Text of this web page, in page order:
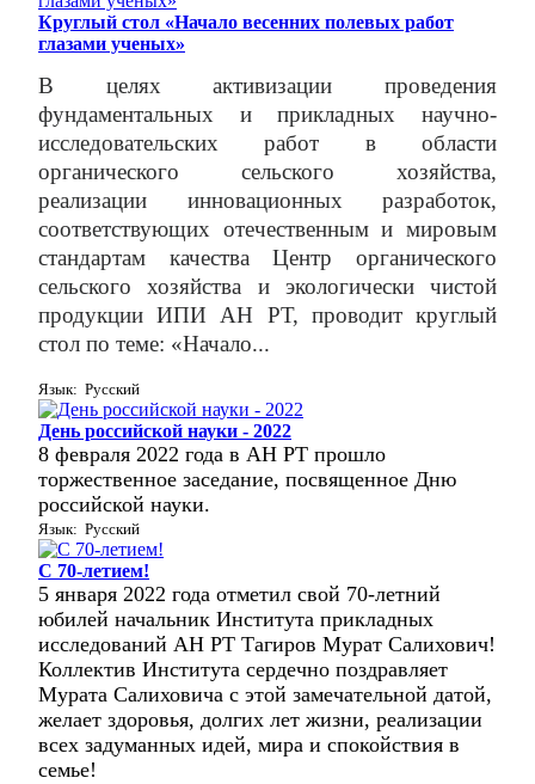
Круглый стол «Начало весенних полевых работ
глазами ученых»
В целях активизации проведения
фундаментальных и прикладных научно-
исследовательских работ в области
органического сельского хозяйства,
реализации инновационных разработок,
соответствующих отечественным и мировым
стандартам качества Центр органического
сельского хозяйства и экологически чистой
продукции ИПИ АН РТ, проводит круглый
стол по теме: «Начало...
Язык: Русский
День российской науки - 2022
8 февраля 2022 года в АН РТ прошло
торжественное заседание, посвященное Дню
российской науки.
Язык: Русский
С 70-летием!
5 января 2022 года отметил свой 70-летний
юбилей начальник Института прикладных
исследований АН РТ Тагиров Мурат Салихович!
Коллектив Института сердечно поздравляет
Мурата Салиховича с этой замечательной датой,
желает здоровья, долгих лет жизни, реализации
всех задуманных идей, мира и спокойствия в
семье!